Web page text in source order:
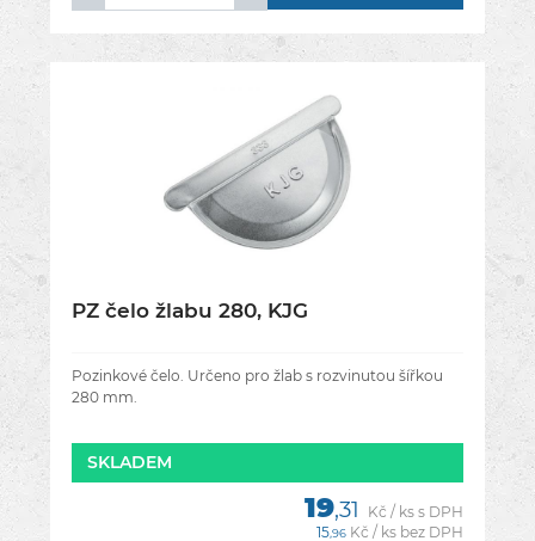
PZ čelo žlabu 280, KJG
Pozinkové čelo. Určeno pro žlab s rozvinutou šířkou
280 mm.
SKLADEM
19,31
Kč / ks s DPH
15,96 Kč / ks bez DPH